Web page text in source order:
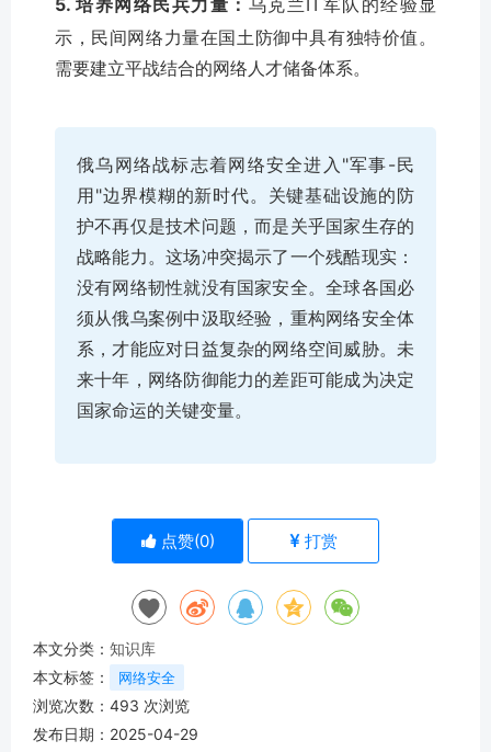
5. 培养网络民兵力量： 乌克兰IT军队的经验显
示，民间网络力量在国土防御中具有独特价值。
需要建立平战结合的网络人才储备体系。
俄乌网络战标志着网络安全进入"军事-民
用"边界模糊的新时代。关键基础设施的防
护不再仅是技术问题，而是关乎国家生存的
战略能力。这场冲突揭示了一个残酷现实：
没有网络韧性就没有国家安全。全球各国必
须从俄乌案例中汲取经验，重构网络安全体
系，才能应对日益复杂的网络空间威胁。未
来十年，网络防御能力的差距可能成为决定
国家命运的关键变量。
点赞(0) 打赏
本文分类： 知识库
本文标签：
网络安全
浏览次数： 493 次浏览
发布日期：2025-04-29